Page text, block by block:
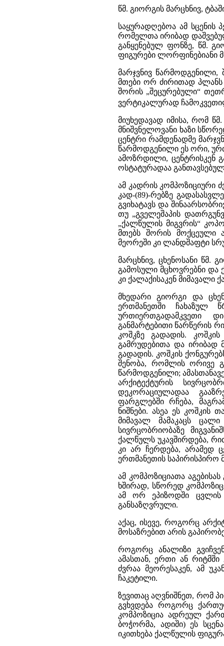
წმ. გიორგის მარცხნივ,
საყურადღებოა ამ სცენის
რომელთა ირიბად
განყენებულ ფონზე, წმ.
ფიგურები ლორფინებიანი
მარჯვნივ წარმოდგენილი,
მთები ორ ძირითად პლანს
შორის „შეცურებული“
ვერტიკალურად
მიუხედავად იმისა, რომ
მნიშვნელოვანი ხაზი
ცენტრი რამდენადმე
წარმოდგენილი ეს ორი,
ამოზრდილი, ცენტრისკენ
ოსტატურადაა
ამ კადრის კომპოზიციური
კად-(89)-რებზე
გვიხატავს და
თუ „გველეშაპის
„ქალწულის მიგვრის“
მთებს შორის მოქცეული
მეორეში კი ლანდშაფტი
მარცხნივ, ცხენოსანი წმ.
გამოსული მცხოვრებნი და
კი ქალაქისაკენ
მხედარი გიორგი და
ერთმანეთში ჩახაზულ
ურთიერთგადამკვეთი
განმარტებითი წარწერის
კოშკზე გადადის.
გამრუდებითა და ირიბად
გადადის. კოშკის
შენობა, რომლის ორივე
წარმოდგენილი;
არქიტექტურის
დეკორაციულადაა
ფარგლებში რჩება,
ნიშნები. ასეა ეს კოშკის
მიმავალ მამაკაცს
სივრცობრიობაზე
ქალწულს უკავშირდება,
კი არ ჩერდება, არამედ
ერთმანეთის საპირისპირო
ამ კომპოზიციათა
ხშირად, სწორედ
ამ ორ ეპიზოდში ცვლის
განსაზღვრული.
აქაც, ისევე, როგორც
მოსაზრებით არის
როგორც ანალიზი
ამასთან, ერთი ან
ძვრაა მეორესაკენ, ამ
ჩაკეტილი.
ზევითაც აღვნიშნეთ, რომ
გვხვდება როგორც
კომპოზიცია ადრეულ
ბოჭორმა, ადიში) ეს
იკითხება ქალწულის